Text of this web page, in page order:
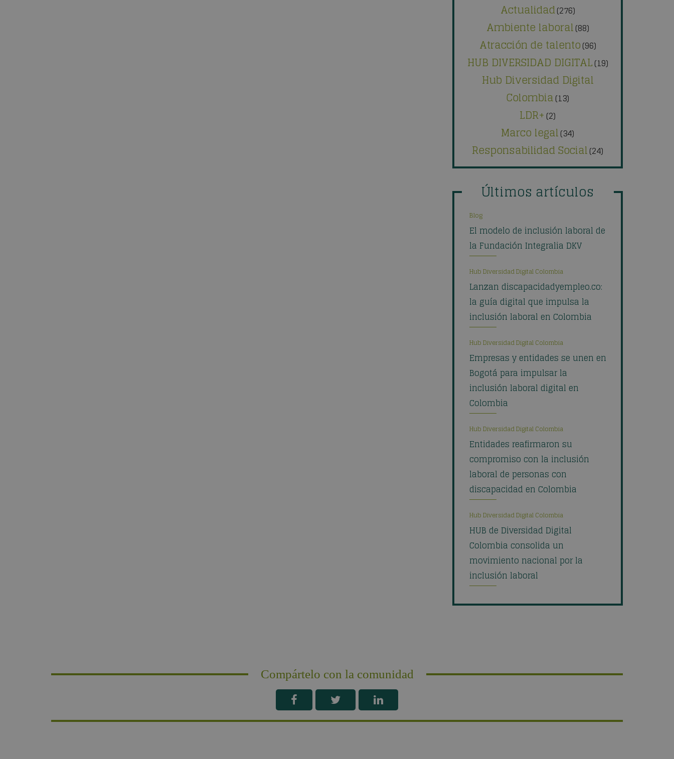
Actualidad(276)
Ambiente laboral(88)
Atracción de talento(96)
HUB DIVERSIDAD DIGITAL(19)
Hub Diversidad Digital
Colombia(13)
LDR+ (2)
Marco legal(34)
Responsabilidad Social(24)
Últimos artículos
Blog
El modelo de inclusión laboral de
la Fundación Integralia DKV
Hub Diversidad Digital Colombia
Lanzan discapacidadyempleo.co:
la guía digital que impulsa la
inclusión laboral en Colombia
Hub Diversidad Digital Colombia
Empresas y entidades se unen en
Bogotá para impulsar la
inclusión laboral digital en
Colombia
Hub Diversidad Digital Colombia
Entidades reafirmaron su
compromiso con la inclusión
laboral de personas con
discapacidad en Colombia
Hub Diversidad Digital Colombia
HUB de Diversidad Digital
Colombia consolida un
movimiento nacional por la
inclusión laboral
Compártelo con la comunidad